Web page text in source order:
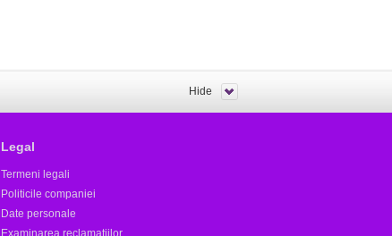
Hide
Legal
Termeni legali
Politicile companiei
Date personale
Examinarea reclamațiilor